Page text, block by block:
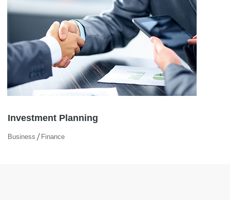
Investment Planning
Business / Finance